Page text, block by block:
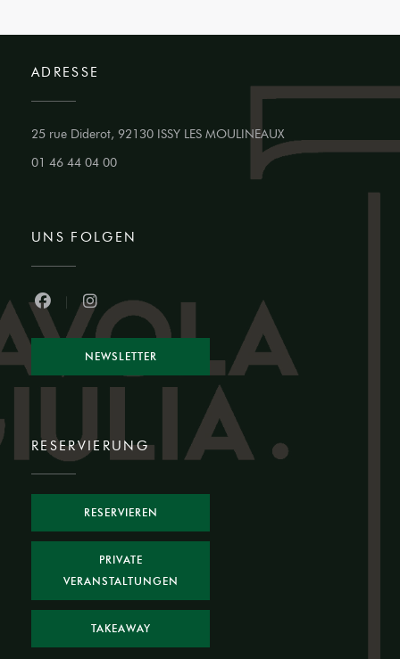
ADRESSE
25 rue Diderot, 92130 ISSY LES MOULINEAUX((öffnet ein neues
01 46 44 04 00
UNS FOLGEN
Facebook ((öffnet ein neues Fenster))
Instagram ((öffnet ein neues Fenster))
NEWSLETTER
RESERVIERUNG
RESERVIEREN
PRIVATE
VERANSTALTUNGEN
TAKEAWAY